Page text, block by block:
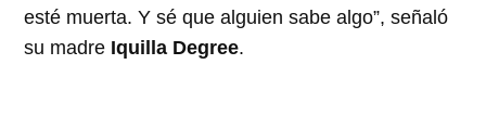
esté muerta. Y sé que alguien sabe algo”, señaló
su madre Iquilla Degree.